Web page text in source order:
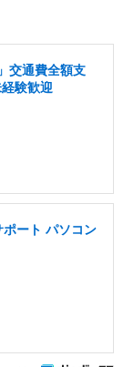
交通費全額支
験歓迎
ート パソコン